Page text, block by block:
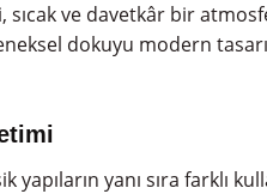
sıcak ve davetkâr bir
dokuyu modern
yanı sıra farklı